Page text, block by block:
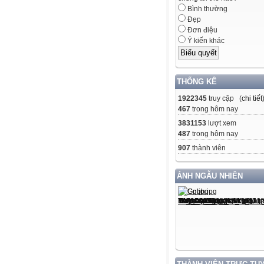
Bình thường
Đẹp
Đơn điệu
Ý kiến khác
THỐNG KÊ
1922345 truy cập (chi tiết)
467 trong hôm nay
3831153 lượt xem
487 trong hôm nay
907 thành viên
ẢNH NGẪU NHIÊN